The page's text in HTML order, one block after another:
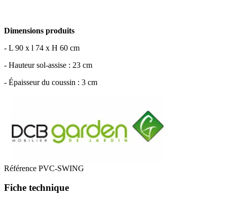
Dimensions produits
- L 90 x l 74 x H 60 cm
- Hauteur sol-assise : 23 cm
- Épaisseur du coussin : 3 cm
Référence PVC-SWING
Fiche technique